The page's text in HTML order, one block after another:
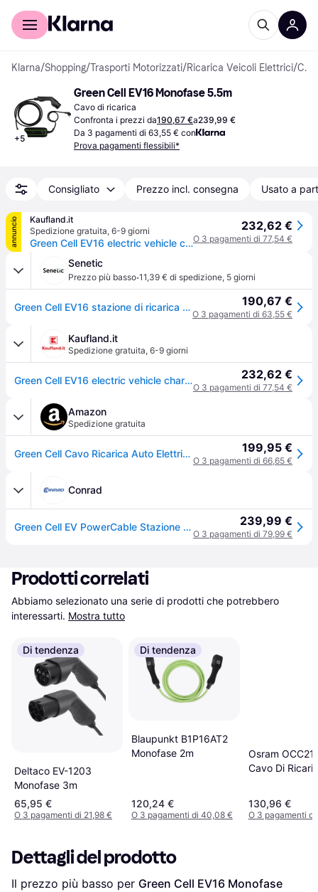
Per il tuo shopping
Klarna/Shopping/Trasporti Motorizzati/Ricarica Veicoli Elettrici/ Cavi di Ricarica & Supporti per Cavi
+5
Green Cell EV16 Monofase 5.5m
Cavo di ricarica
Confronta i prezzi da190,67 €a239,99 €
Da 3 pagamenti di 63,55 € con
Prova pagamenti flessibili*
Consigliato Prezzo incl. consegna Usato a
annuncio
Kaufland.it
Spedizione gratuita, 6-9 giorni
Green Cell EV16 electric vehicle charging station Black 1 Built-in display LCD
232,62 €
O 3 pagamenti di 77,54 €
Senetic
Prezzo più basso·11,39 € di spedizione, 5 giorni
Green Cell EV16 stazione di ricarica per veicoli elettrici Nero 1 EV16 190,67 €
O 3 pagamenti di 63,55 €
Kaufland.it
Spedizione gratuita, 6-9 giorni
Green Cell EV16 electric vehicle charging station Black 1 Built-in display LCD 232,62 €
O 3 pagamenti di 77,54 €
Amazon
Spedizione gratuita
Green Cell Cavo Ricarica Auto Elettrica Tipo 2 Schuko EV Caricabatterie EV PHEV 10A / 16A 3,68kW 6,5m Display LCD Portatile Wallbox Compatible con Model 3/S/X/Y, 500e, e-208, Megane E-Tech, Q4 E-Tron 199,95 €
O 3 pagamenti di 66,65 €
Conrad
Green Cell EV PowerCable Stazione di ricarica Tipo 2 16 A Numero connessioni 1 3.6 kW 239,99 €
O 3 pagamenti di 79,99 €
Prodotti correlati
Abbiamo selezionato una serie di prodotti che potrebbero
interessarti. Mostra tutto
Di tendenza
Deltaco EV-1203
Monofase 3m
65,95 €
O 3 pagamenti di 21,98 €
Di tendenza
Blaupunkt B1P16AT2
Monofase 2m
120,24 €
O 3 pagamenti di 40,08 €
Osram
Cavo Di
130,96 €
O 3 pagamenti
Dettagli del prodotto
Il prezzo più basso per Green Cell EV16 Monofase